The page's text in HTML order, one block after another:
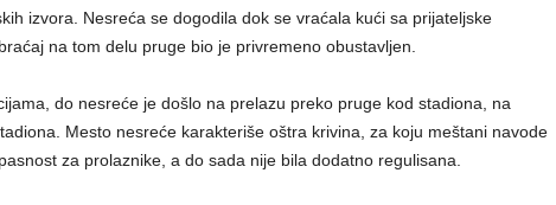
izvora. Nesreća se dogodila dok se vraćala kući sa prijateljske
na tom delu pruge bio je privremeno obustavljen.
do nesreće je došlo na prelazu preko pruge kod stadiona, na
Mesto nesreće karakteriše oštra krivina, za koju meštani navode
za prolaznike, a do sada nije bila dodatno regulisana.